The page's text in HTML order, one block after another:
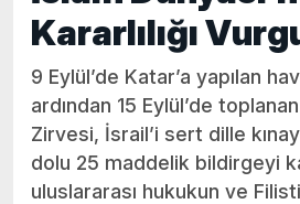
Kararlılığı
9 Eylül’de Katar’a yapılan
ardından 15 Eylül’de
Zirvesi, İsrail’i sert dille
dolu 25 maddelik bildirgeyi
uluslararası hukukun ve